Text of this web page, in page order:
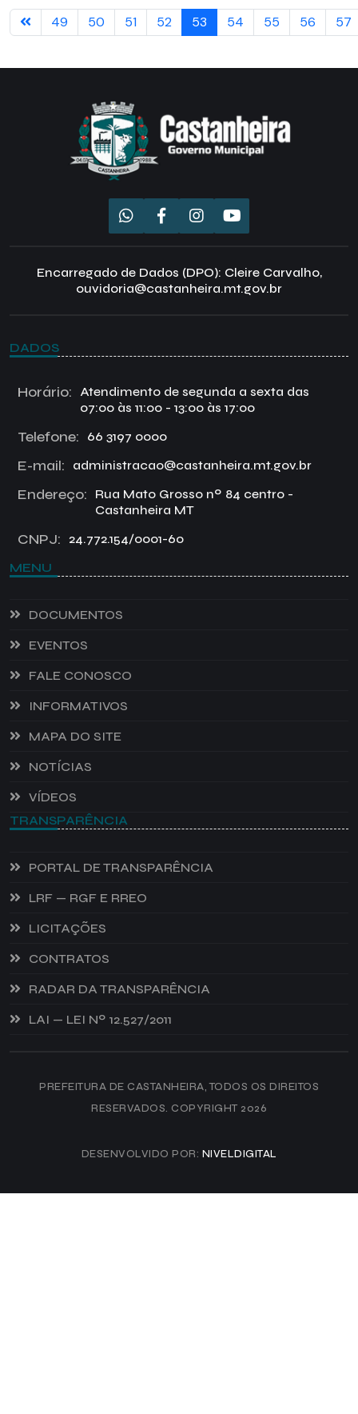
49 50 51 52 53 54 55 56 57
Encarregado de Dados (DPO): Cleire Carvalho,
ouvidoria@castanheira.mt.gov.br
DADOS
Horário:
Atendimento de segunda a sexta das
07:00 às 11:00 - 13:00 às 17:00
Telefone: 66 3197 0000
E-mail: administracao@castanheira.mt.gov.br
Endereço:
Rua Mato Grosso nº 84 centro -
Castanheira MT
CNPJ: 24.772.154/0001-60
MENU
DOCUMENTOS
EVENTOS
FALE CONOSCO
INFORMATIVOS
MAPA DO SITE
NOTÍCIAS
VÍDEOS
TRANSPARÊNCIA
PORTAL DE TRANSPARÊNCIA
LRF — RGF E RREO
LICITAÇÕES
CONTRATOS
RADAR DA TRANSPARÊNCIA
LAI — LEI Nº 12.527/2011
PREFEITURA DE CASTANHEIRA, TODOS OS DIREITOS
RESERVADOS. COPYRIGHT 2026
DESENVOLVIDO POR: NIVELDIGITAL